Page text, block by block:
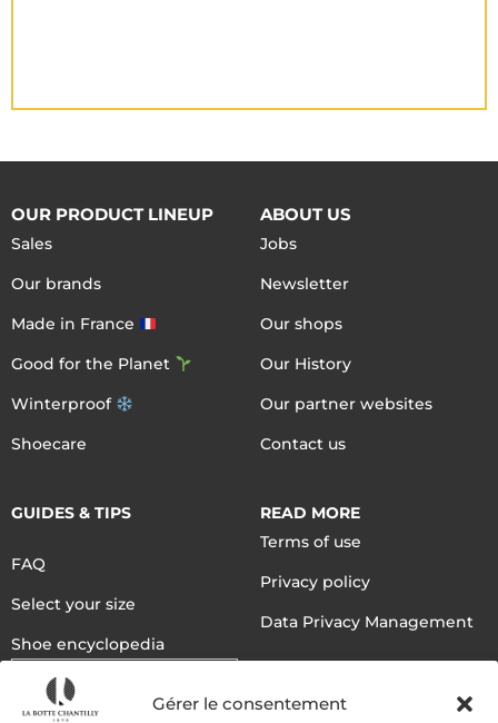
Gérer le consentement
OUR PRODUCT LINEUP
Sales
Our brands
Made in France
Good for the Planet
Winterproof
Shoecare
ABOUT US
Jobs
Newsletter
Our shops
Our History
Our partner websites
Contact us
GUIDES & TIPS
FAQ
Select your size
Shoe encyclopedia
English
READ MORE
Terms of use
Privacy policy
Data Privacy Management